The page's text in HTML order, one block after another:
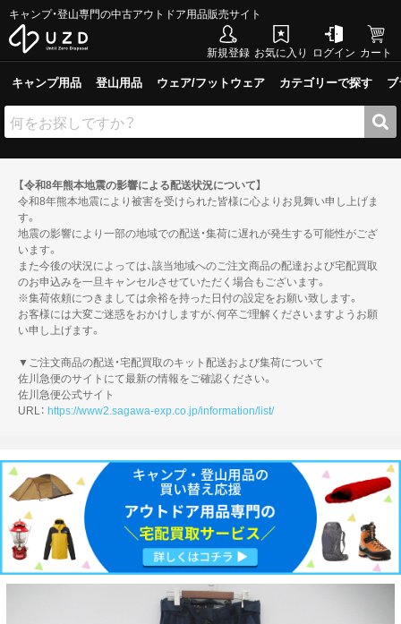
キャンプ・登山専門の中古アウトドア用品販売サイト
新規登録 お気に入り ログイン カート
キャンプ用品 登山用品 ウェア/フットウェア カテゴリーで探す
【令和8年熊本地震の影響による配送状況について】
令和8年熊本地震により被害を受けられた皆様に心よりお見舞い申し上げま
す。
地震の影響により一部の地域での配送・集荷に遅れが発生する可能性がござ
います。
また今後の状況によっては、該当地域へのご注文商品の配達および宅配買取
のお申込みを一旦キャンセルさせていただく場合もございます。
※集荷依頼につきましては余裕を持った日付の設定をお願い致します。
お客様には大変ご迷惑をおかけしますが、何卒ご理解くださいますようお願
い申し上げます。
▼ご注文商品の配送・宅配買取のキット配送および集荷について
佐川急便のサイトにて最新の情報をご確認ください。
佐川急便公式サイト
URL： https://www2.sagawa-exp.co.jp/information/list/